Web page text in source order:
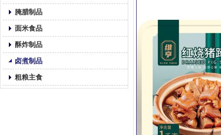
腌腊制品
面米食品
酥炸制品
卤煮制品
粗粮主食